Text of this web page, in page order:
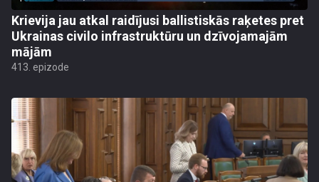
Krievija jau atkal raidījusi ballistiskās raķetes pret
Ukrainas civilo infrastruktūru un dzīvojamajām
mājām
413. epizode